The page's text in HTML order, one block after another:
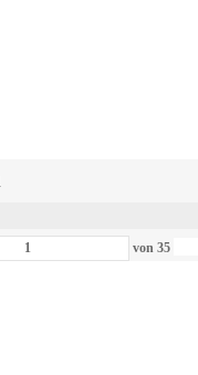
von35